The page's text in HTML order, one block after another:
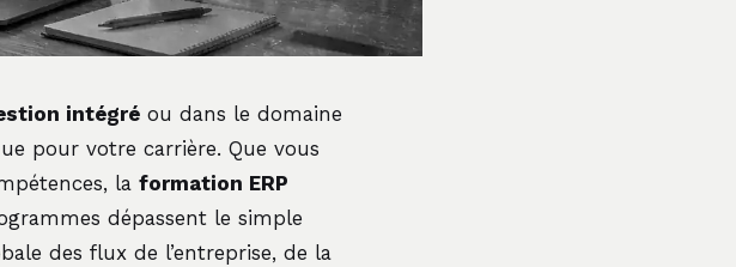
intégré ou dans le domaine
pour votre carrière. Que vous
la formation ERP
dépassent le simple
des flux de l’entreprise, de la